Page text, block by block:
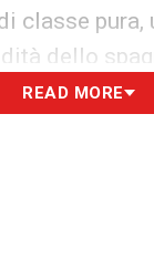
classe
dello
un boato
READ MORE